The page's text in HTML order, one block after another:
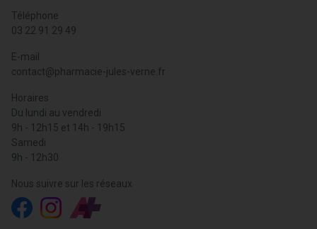
Téléphone
03 22 91 29 49
E-mail
contact@pharmacie-jules-verne.fr
Horaires
Du lundi au vendredi
9h - 12h15 et 14h - 19h15
Samedi
9h - 12h30
Nous suivre sur les réseaux